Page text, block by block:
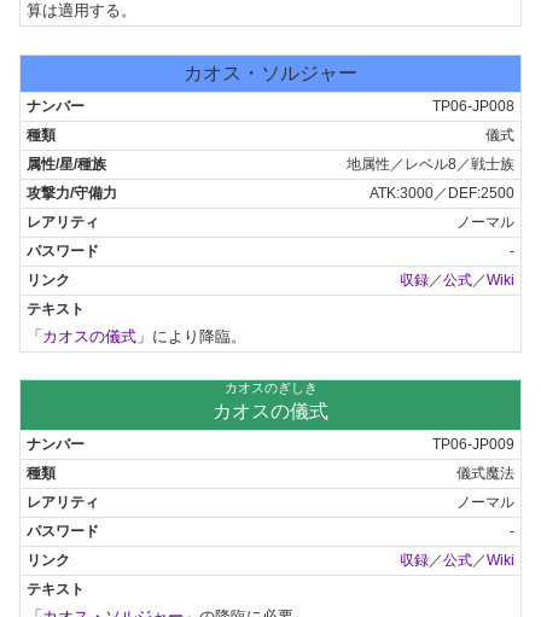
算は適用する。
カオス・ソルジャー
TP06-JP008
儀式
地属性／レベル8／戦士族
ATK:3000／DEF:2500
ノーマル
-
収録 ／公式 ／Wiki
「カオスの儀式 」により降臨。
カオスのぎしき
カオスの儀式
TP06-JP009
儀式魔法
ノーマル
-
収録／公式／Wiki